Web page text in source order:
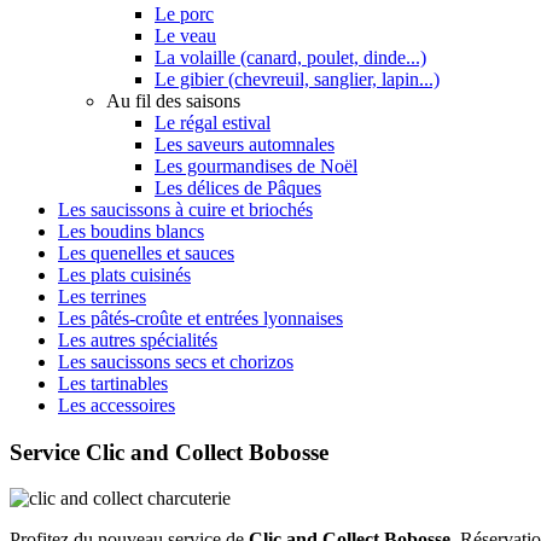
Le porc
Le veau
La volaille (canard, poulet, dinde...)
Le gibier (chevreuil, sanglier, lapin...)
Au fil des saisons
Le régal estival
Les saveurs automnales
Les gourmandises de Noël
Les délices de Pâques
Les saucissons à cuire et briochés
Les boudins blancs
Les quenelles et sauces
Les plats cuisinés
Les terrines
Les pâtés-croûte et entrées lyonnaises
Les autres spécialités
Les saucissons secs et chorizos
Les tartinables
Les accessoires
Service Clic and Collect Bobosse